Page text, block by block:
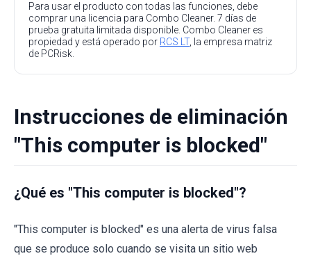
Para usar el producto con todas las funciones, debe
comprar una licencia para Combo Cleaner. 7 días de
prueba gratuita limitada disponible. Combo Cleaner es
propiedad y está operado por RCS LT, la empresa matriz
de PCRisk.
Instrucciones de eliminación
"This computer is blocked"
¿Qué es "This computer is blocked"?
"This computer is blocked" es una alerta de virus falsa
que se produce solo cuando se visita un sitio web